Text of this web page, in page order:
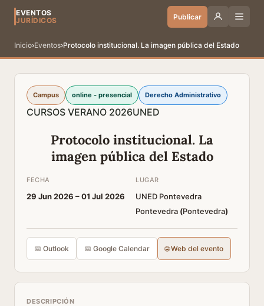
EVENTOS
JURÍDICOS
Publicar
Inicio›Eventos›Protocolo institucional. La imagen pública del Estado
Campus online - presencial Derecho Administrativo
CURSOS VERANO 2026UNED
Protocolo institucional. La
imagen pública del Estado
FECHA
29 Jun 2026 –01 Jul 2026
LUGAR
UNED Pontevedra
Pontevedra (Pontevedra)
📅 Outlook 📅 Google Calendar 🌐 Web del evento
DESCRIPCIÓN